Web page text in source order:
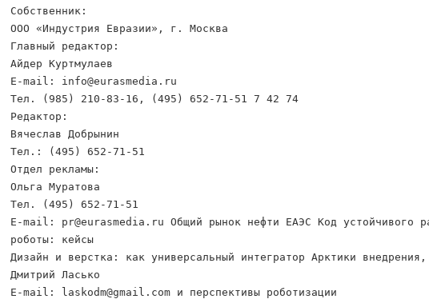
Собственник:
ООО «Индустрия Евразии», г. Москва
Главный редактор:
Айдер Куртмулаев
E-mail: info@eurasmedia.ru
Тел. (985) 210-83-16, (495) 652-71-51 7 42 74
Редактор:
Вячеслав Добрынин
Тел.: (495) 652-71-51
Отдел рекламы:
Ольга Муратова
Тел. (495) 652-71-51
E-mail: pr@eurasmedia.ru Общий рынок нефти ЕАЭС Код устойчивого
роботы: кейсы
Дизайн и верстка: как универсальный интегратор Арктики внедрения,
Дмитрий Ласько
E-mail: laskodm@gmail.com и перспективы роботизации